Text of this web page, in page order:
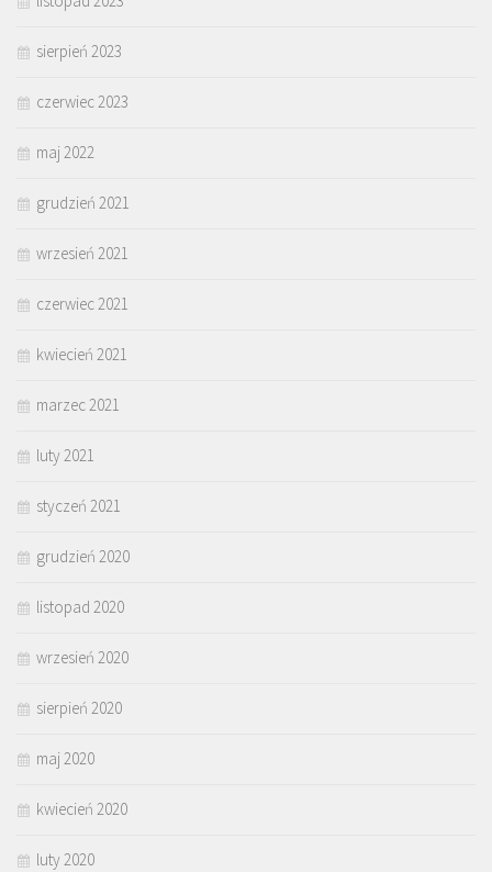
sierpień 2023
czerwiec 2023
maj 2022
grudzień 2021
wrzesień 2021
czerwiec 2021
kwiecień 2021
marzec 2021
luty 2021
styczeń 2021
grudzień 2020
listopad 2020
wrzesień 2020
sierpień 2020
maj 2020
kwiecień 2020
luty 2020